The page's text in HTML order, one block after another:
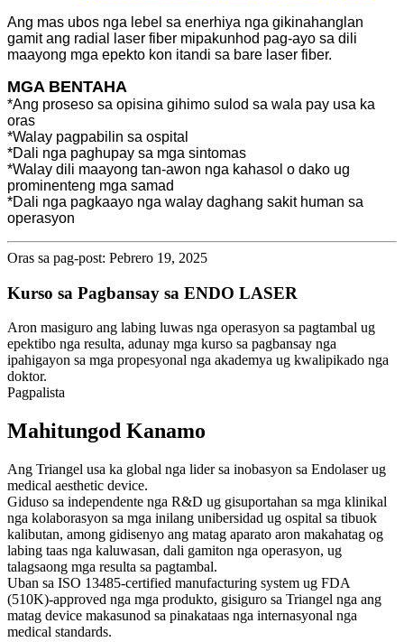
Ang mas ubos nga lebel sa enerhiya nga gikinahanglan
gamit ang radial laser fiber mipakunhod pag-ayo sa dili
maayong mga epekto kon itandi sa bare laser fiber.
MGA BENTAHA
*Ang proseso sa opisina gihimo sulod sa wala pay usa ka
oras
*Walay pagpabilin sa ospital
*Dali nga paghupay sa mga sintomas
*Walay dili maayong tan-awon nga kahasol o dako ug
prominenteng mga samad
*Dali nga pagkaayo nga walay daghang sakit human sa
operasyon
Oras sa pag-post: Pebrero 19, 2025
Kurso sa Pagbansay sa ENDO LASER
Aron masiguro ang labing luwas nga operasyon sa pagtambal ug
epektibo nga resulta, adunay mga kurso sa pagbansay nga
ipahigayon sa mga propesyonal nga akademya ug kwalipikado nga
doktor.
Pagpalista
Mahitungod Kanamo
Ang Triangel usa ka global nga lider sa inobasyon sa Endolaser ug
medical aesthetic device.
Giduso sa independente nga R&D ug gisuportahan sa mga klinikal
nga kolaborasyon sa mga inilang unibersidad ug ospital sa tibuok
kalibutan, among gidisenyo ang matag aparato aron makahatag og
labing taas nga kaluwasan, dali gamiton nga operasyon, ug
talagsaong mga resulta sa pagtambal.
Uban sa ISO 13485-certified manufacturing system ug FDA
(510K)-approved nga mga produkto, gisiguro sa Triangel nga ang
matag device makasunod sa pinakataas nga internasyonal nga
medical standards.